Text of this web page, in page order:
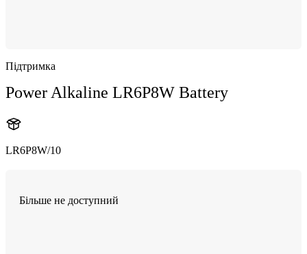
Підтримка
Power Alkaline LR6P8W Battery
LR6P8W/10
Більше не доступний